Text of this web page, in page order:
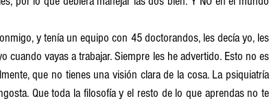
y tenía un equipo con 45 doctorandos, les decía yo, les
cuando vayas a trabajar. Siempre les he advertido. Esto no es
que no tienes una visión clara de la cosa. La psiquiatría
Que toda la filosofía y el resto de lo que aprendas no te